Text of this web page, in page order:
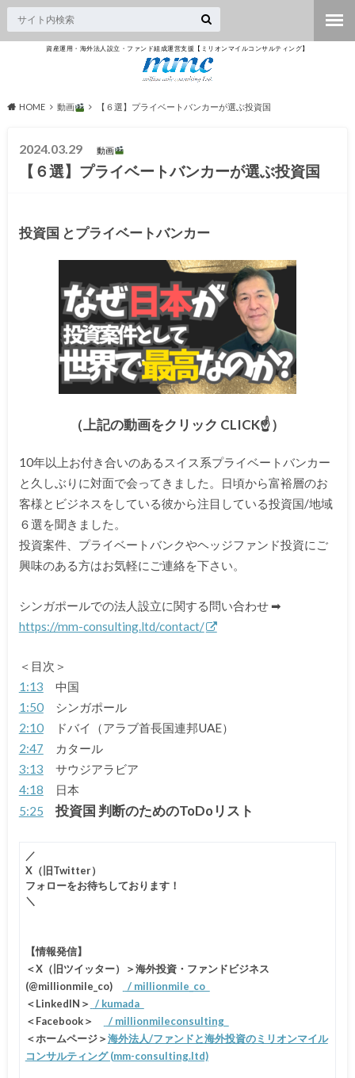
資産運用・海外法人設立・ファンド組成運営支援【ミリオンマイルコンサルティング】
HOME 動画 【６選】プライベートバンカーが選ぶ投資国
2024.03.29 動画
【６選】プライベートバンカーが選ぶ投資国
投資国 とプライベートバンカー
（上記の動画をクリック CLICK☝）
10年以上お付き合いのあるスイス系プライベートバンカー
と久しぶりに対面で会ってきました。日頃から富裕層のお
客様とビジネスをしている彼から注目している投資国/地域
６選を聞きました。
投資案件、プライベートバンクやヘッジファンド投資にご
興味のある方はお気軽にご連絡を下さい。
シンガポールでの法人設立に関する問い合わせ ➡
https://mm-consulting.ltd/contact/
＜目次＞
1:13 中国
1:50シンガポール
2:10ドバイ（アラブ首長国連邦UAE）
2:47 カタール
3:13 サウジアラビア
4:18 日本
5:25
投資国 判断のためのToDoリスト
／
X（旧Twitter）
フォローをお待ちしております！
＼
【情報発信】
＜X（旧ツイッター）＞海外投資・ファンドビジネス
(@millionmile_co)
/ millionmile_co
＜LinkedIN＞ / kumada
＜Facebook＞
/ millionmileconsulting
＜ホームページ＞海外法人/ファンドと海外投資のミリオンマイル
コンサルティング (mm-consulting.ltd)